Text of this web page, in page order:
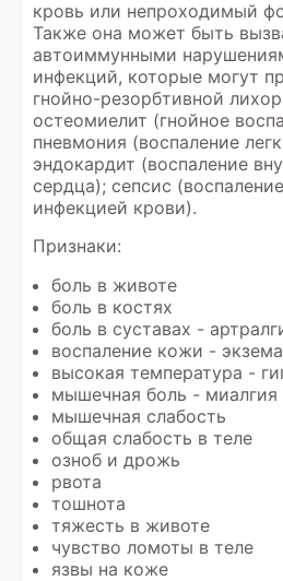
кровь или непроходимый
Также она может быть
автоиммунными
инфекций, которые могут
гнойно-резорбтивной
остеомиелит (гнойное
пневмония (воспаление
эндокардит (воспаление
сердца); сепсис
инфекцией крови).
Признаки:
боль в животе
боль в костях
боль в суставах -
воспаление кожи - экзема
высокая температура -
мышечная боль - миалгия
мышечная слабость
общая слабость в теле
озноб и дрожь
рвота
тошнота
тяжесть в животе
чувство ломоты в теле
язвы на коже